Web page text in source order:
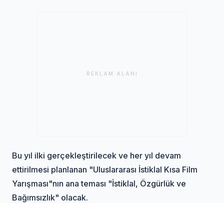
REKLAM ALANI
Bu yıl ilki gerçekleştirilecek ve her yıl devam
ettirilmesi planlanan "Uluslararası İstiklal Kısa Film
Yarışması"nın ana teması "İstiklal, Özgürlük ve
Bağımsızlık" olacak.